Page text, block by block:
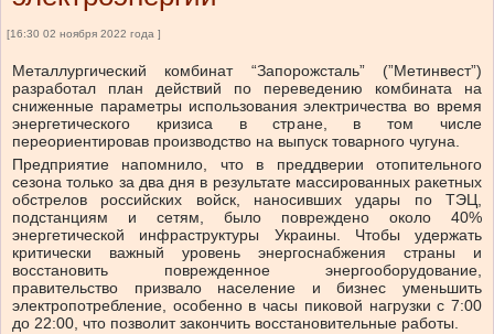
[16:30 02 ноября 2022 года ]
Металлургический комбинат “Запорожсталь” (”Метинвест”)
разработал план действий по переведению комбината на
сниженные параметры использования электричества во время
энергетического кризиса в стране, в том числе
переориентировав производство на выпуск товарного чугуна.
Предприятие напомнило, что в преддверии отопительного
сезона только за два дня в результате массированных ракетных
обстрелов российских войск, наносивших удары по ТЭЦ,
подстанциям и сетям, было повреждено около 40%
энергетической инфраструктуры Украины. Чтобы удержать
критически важный уровень энергоснабжения страны и
восстановить поврежденное энергооборудование,
правительство призвало население и бизнес уменьшить
электропотребление, особенно в часы пиковой нагрузки с 7:00
до 22:00, что позволит закончить восстановительные работы.